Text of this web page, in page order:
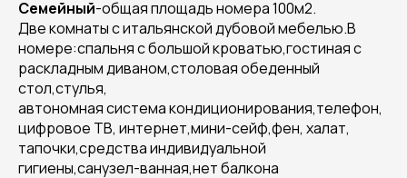
Семейный-общая площадь номера 100м2.
Две комнаты с итальянской дубовой мебелью.В
номере:спальня с большой кроватью,гостиная с
раскладным диваном,столовая обеденный
стол,стулья,
автономная система кондиционирования,телефон,
цифровое ТВ, интернет,мини-сейф,фен, халат,
тапочки,средства индивидуальной
гигиены,санузел-ванная,нет балкона